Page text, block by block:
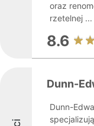
oraz
rzetelnej ...
8.6
Dunn-
Dunn-